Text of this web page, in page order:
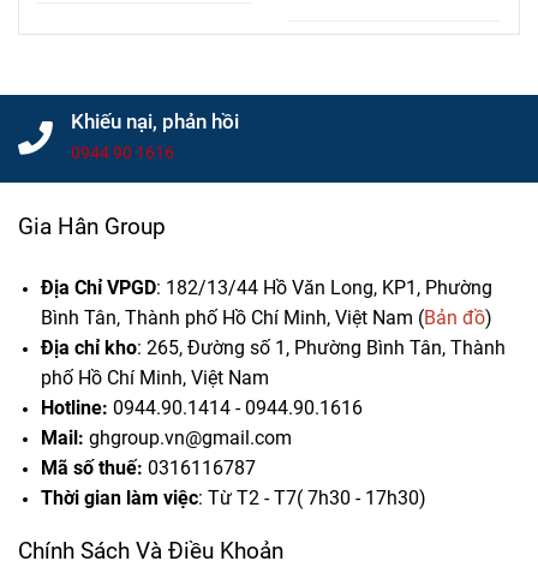
Trình
Chọn Mua
Khiếu nại, phản hồi
0944 90 1616
Gia Hân Group
Địa Chỉ VPGD: 182/13/44 Hồ Văn Long, KP1, Phường
Bình Tân, Thành phố Hồ Chí Minh, Việt Nam (Bản đồ)
Địa chỉ kho: 265, Đường số 1, Phường Bình Tân, Thành
phố Hồ Chí Minh, Việt Nam
Hotline: 0944.90.1414 - 0944.90.1616
Mail: ghgroup.vn@gmail.com
Mã số thuế: 0316116787
Thời gian làm việc: Từ T2 - T7( 7h30 - 17h30)
Chính Sách Và Điều Khoản